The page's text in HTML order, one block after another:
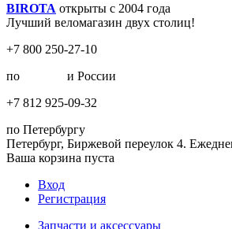
BIROTA открыты с 2004 года
Лучший веломагазин двух столиц!
+7 800 250-27-10
по
и России
+7 812 925-09-32
по Петербургу
Петербург, Биржевой переулок 4.
Ваша корзина пуста
Вход
Регистрация
Запчасти и аксессуары